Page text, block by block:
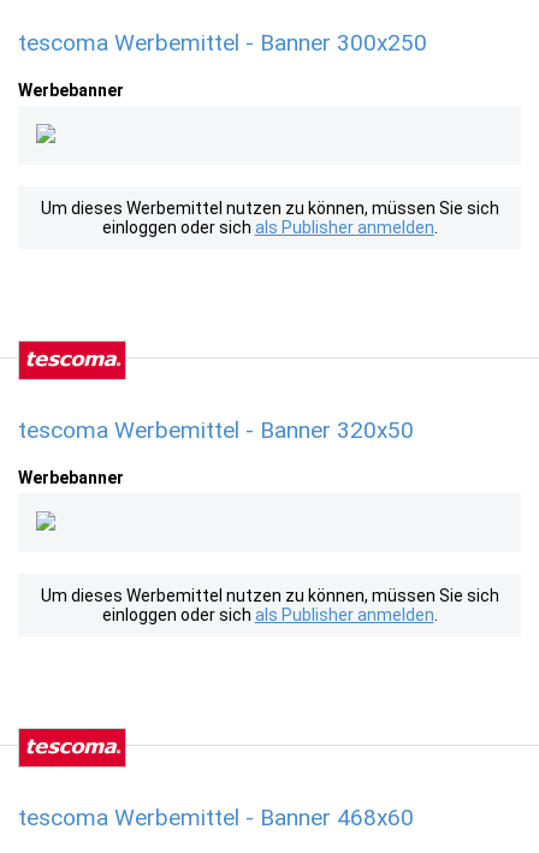
tescoma Werbemittel - Banner 300x250
Werbebanner
Um dieses Werbemittel nutzen zu können, müssen Sie sich
einloggen oder sich als Publisher anmelden
tescoma Werbemittel - Banner 320x50
Werbebanner
Um dieses Werbemittel nutzen zu können, müssen Sie sich
einloggen oder sich als Publisher anmelden
tescoma Werbemittel - Banner 468x60